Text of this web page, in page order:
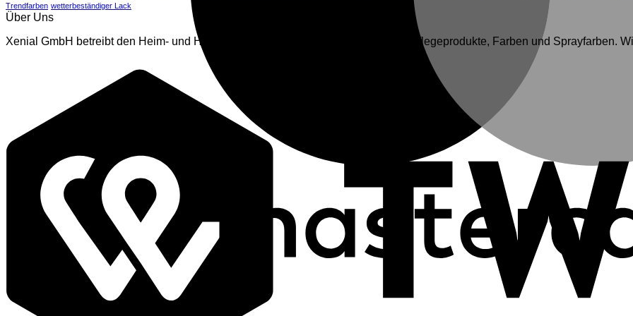
Trendfarben wetterbeständiger Lack
Über Uns
Xenial GmbH betreibt den Heim- und Handwerker - Onlineshop xenial.ch für Holzpflegeprodukte, Farben und Sprayfarben.